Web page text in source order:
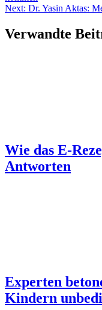
Next: Dr. Yasin Aktas:
Verwandte
Wie das E-
Antworten
Experten
Kindern